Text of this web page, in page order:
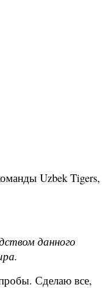
Uzbek Tigers,
данного
Сделаю все,